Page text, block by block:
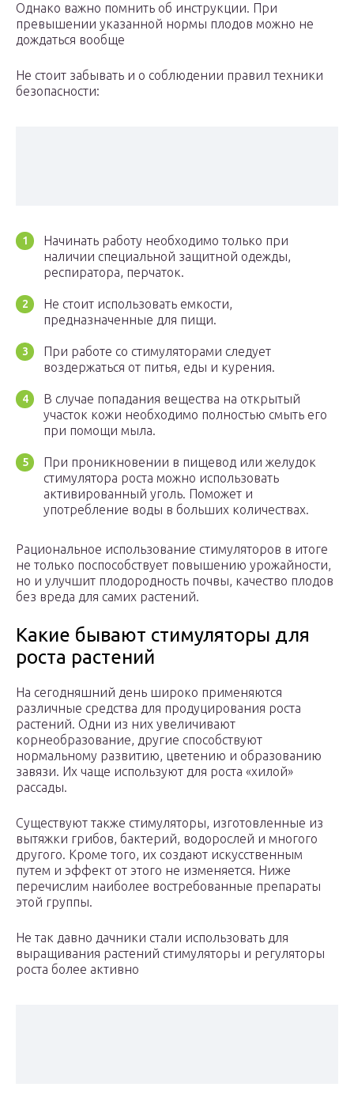
Однако важно помнить об инструкции. При
превышении указанной нормы плодов можно не
дождаться вообще
Не стоит забывать и о соблюдении правил техники
безопасности:
Начинать работу необходимо только при
наличии специальной защитной одежды,
респиратора, перчаток.
Не стоит использовать емкости,
предназначенные для пищи.
При работе со стимуляторами следует
воздержаться от питья, еды и курения.
В случае попадания вещества на открытый
участок кожи необходимо полностью смыть его
при помощи мыла.
При проникновении в пищевод или желудок
стимулятора роста можно использовать
активированный уголь. Поможет и
употребление воды в больших количествах.
Рациональное использование стимуляторов в итоге
не только поспособствует повышению урожайности,
но и улучшит плодородность почвы, качество плодов
без вреда для самих растений.
Какие бывают стимуляторы для
роста растений
На сегодняшний день широко применяются
различные средства для продуцирования роста
растений. Одни из них увеличивают
корнеобразование, другие способствуют
нормальному развитию, цветению и образованию
завязи. Их чаще используют для роста «хилой»
рассады.
Существуют также стимуляторы, изготовленные из
вытяжки грибов, бактерий, водорослей и многого
другого. Кроме того, их создают искусственным
путем и эффект от этого не изменяется. Ниже
перечислим наиболее востребованные препараты
этой группы.
Не так давно дачники стали использовать для
выращивания растений стимуляторы и регуляторы
роста более активно